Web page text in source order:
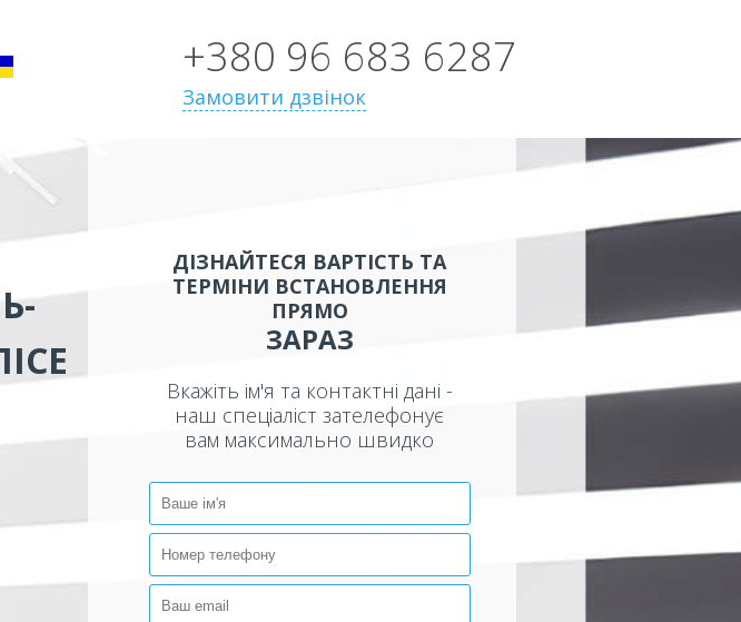
+380 96 683 6287
Замовити дзвінок
ДІЗНАЙТЕСЯ ВАРТІСТЬ ТА
ТЕРМІНИ ВСТАНОВЛЕННЯ
ПРЯМО
ЗАРАЗ
Вкажіть ім'я та контактні дані -
наш спеціаліст зателефонує
вам максимально швидко